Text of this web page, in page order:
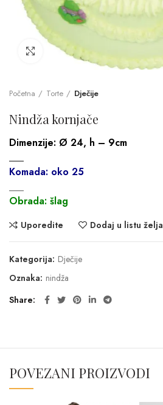
Click to enlarge
Početna Torte Dječije
Nindža kornjače
Dimenzije: Ø 24, h – 9cm
___
Komada: oko 25
Obrada: šlag
Uporedite Dodaj u listu želja
Kategorija: Dječije
Oznaka: nindža
Share
POVEZANI PROIZVODI